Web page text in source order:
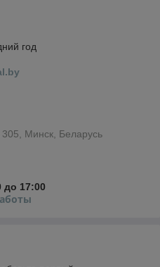
год
Минск, Беларусь
до 17:00